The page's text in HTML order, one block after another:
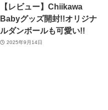
【レビュー】Chiikawa
Babyグッズ開封!!オリジナ
ルダンボールも可愛い!!
2025年9月14日